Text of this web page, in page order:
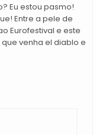
Eu estou pasmo!
Entre a pele de
Eurofestival e este
venha el diablo e